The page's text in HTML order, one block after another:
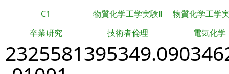
C1 物質化学工学実験Ⅱ
物質化学工学
卒業研究
技術者倫理 電気化学